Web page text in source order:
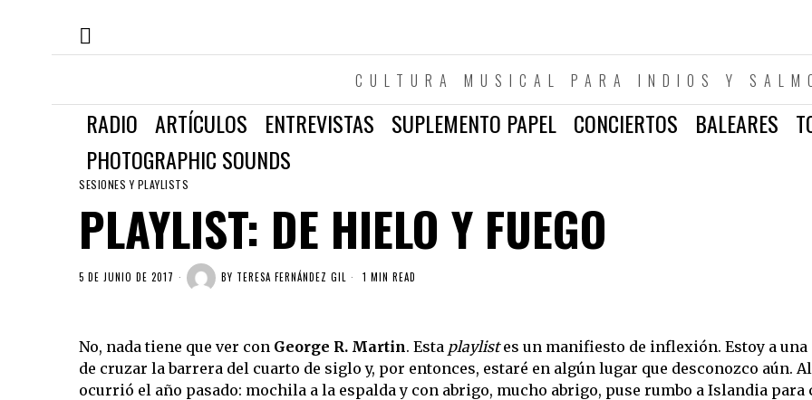
CULTURA MUSICAL PARA INDIOS Y
RADIO ARTÍCULOS ENTREVISTAS SUPLEMENTO PAPEL CONCIERTOS BALEARES
PHOTOGRAPHIC SOUNDS
SESIONES Y PLAYLISTS
PLAYLIST: DE HIELO Y FUEGO
5 DE JUNIO DE 2017 BY TERESA FERNÁNDEZ GIL 1 MIN READ
No, nada tiene que ver con George R. Martin. Esta playlistes un manifiesto de inflexión. Estoy a una
de cruzar la barrera del cuarto de siglo y, por entonces, estaré en algún lugar que desconozco aún.
ocurrió el año pasado: mochila a la espalda y con abrigo, mucho abrigo, puse rumbo a Islandia para